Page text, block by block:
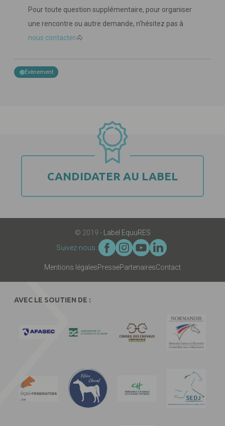
Pour toute question supplémentaire, pour organiser
une rencontre ou autre demande, n'hésitez pas à
nous contacter🐴
Évènement
CANDIDATER AU LABEL
© 2019 - Label EquuRES
Suivez-nous :
Mentions légalesPressePartenairesContact
AVEC LE SOUTIEN DE :